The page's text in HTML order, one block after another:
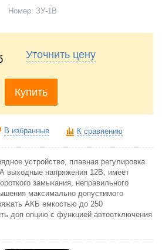
Номер: ЗУ-1В
Купить
Уточнить цену
В избранные К сравнению
устройство, плавная регулировка
выходные напряжения 12В, имеет
замыкания, неправильного
максимально допустимого
АКБ емкостью до 250
доп опцию с функцией автоотключения